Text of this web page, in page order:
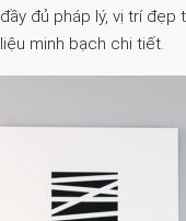
đầy đủ pháp lý, vị trí đẹp
liệu minh bạch chi tiết.